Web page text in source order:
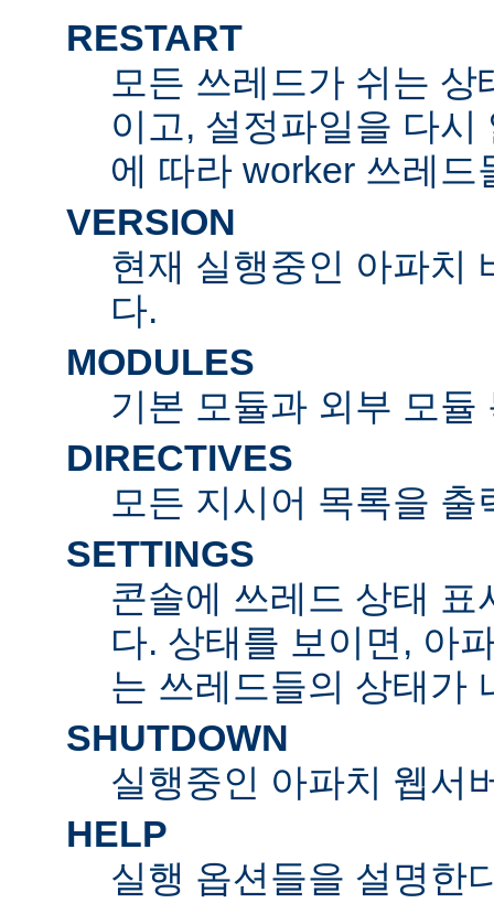
RESTART
모든 쓰레드가 쉬는
이고, 설정파일을 다
에 따라 worker 쓰레드
VERSION
현재 실행중인 아파치
다.
MODULES
기본 모듈과 외부 모듈
DIRECTIVES
모든 지시어 목록을 출
SETTINGS
콘솔에 쓰레드 상태 표
다. 상태를 보이면, 아
는 쓰레드들의 상태가
SHUTDOWN
실행중인 아파치 웹서
HELP
실행 옵션들을 설명한